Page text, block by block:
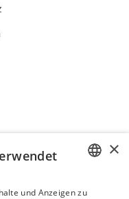
×
und Anzeigen zu